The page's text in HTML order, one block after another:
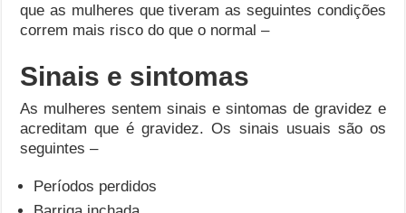
que as mulheres que tiveram as seguintes condições
correm mais risco do que o normal –
Sinais e sintomas
As mulheres sentem sinais e sintomas de gravidez e
acreditam que é gravidez. Os sinais usuais são os
seguintes –
Períodos perdidos